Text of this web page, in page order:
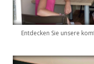
Entdecken Sie unsere